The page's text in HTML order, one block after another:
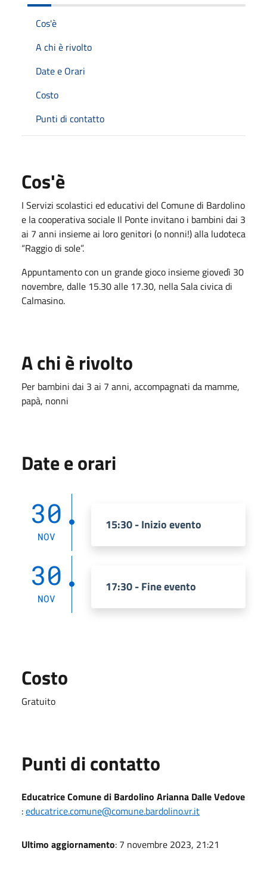
Cos'è
A chi è rivolto
Date e Orari
Costo
Punti di contatto
Cos'è
I Servizi scolastici ed educativi del Comune di Bardolino
e la cooperativa sociale Il Ponte invitano i bambini dai 3
ai 7 anni insieme ai loro genitori (o nonni!) alla ludoteca
“Raggio di sole”.
Appuntamento con un grande gioco insieme giovedì 30
novembre, dalle 15.30 alle 17.30, nella Sala civica di
Calmasino.
A chi è rivolto
Per bambini dai 3 ai 7 anni, accompagnati da mamme,
papà, nonni
Date e orari
30
NOV
15:30 - Inizio evento
30
NOV
17:30 - Fine evento
Costo
Gratuito
Punti di contatto
Educatrice Comune di Bardolino Arianna Dalle Vedove
:educatrice.comune@comune.bardolino.vr.it
Ultimo aggiornamento: 7 novembre 2023, 21:21